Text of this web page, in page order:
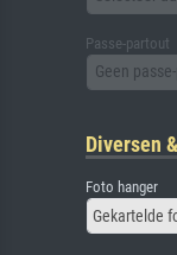
Passe-partout
Geen
Diversen
Foto hanger
Gekartelde